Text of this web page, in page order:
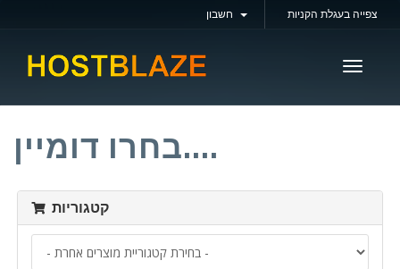
צפייה בעגלת הקניות
Toggle
בחרו דומיין....
קטגוריות